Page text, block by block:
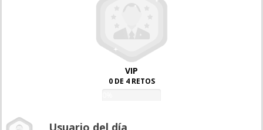
VIP
0 DE 4 RETOS
Usuario del día